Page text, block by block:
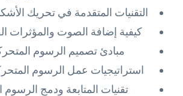
التقنيات المتقدمة في تحريك
كيفية إضافة الصوت والمؤثرات
مبادئ تصميم الرسوم
استراتيجيات عمل الرسوم
تقنيات المتابعة ودمج الرسوم